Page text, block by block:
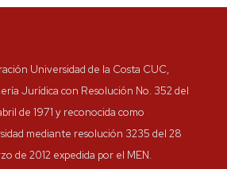
Universidad de la Costa CUC,
Jurídica con Resolución No. 352 del
de 1971 y reconocida como
mediante resolución 3235 del 28
de 2012 expedida por el MEN.